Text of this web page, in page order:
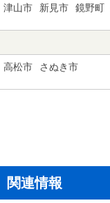
津山市 新見市 鏡野町
高松市 さぬき市
関連情報